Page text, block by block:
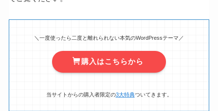
＼一度使ったら二度と離れられない本気のWordPressテーマ／
購入はこちらから
当サイトからの購入者限定の3大特典ついてきます。